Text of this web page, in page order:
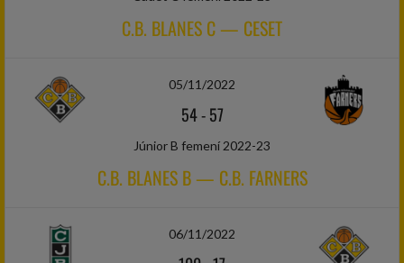
C.B. BLANES C — CESET
05/11/2022
54-57
Júnior B femení 2022-23
C.B. BLANES B — C.B. FARNERS
06/11/2022